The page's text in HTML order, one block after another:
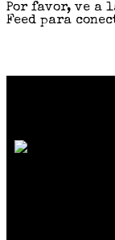
Por favor, ve a
Feed para